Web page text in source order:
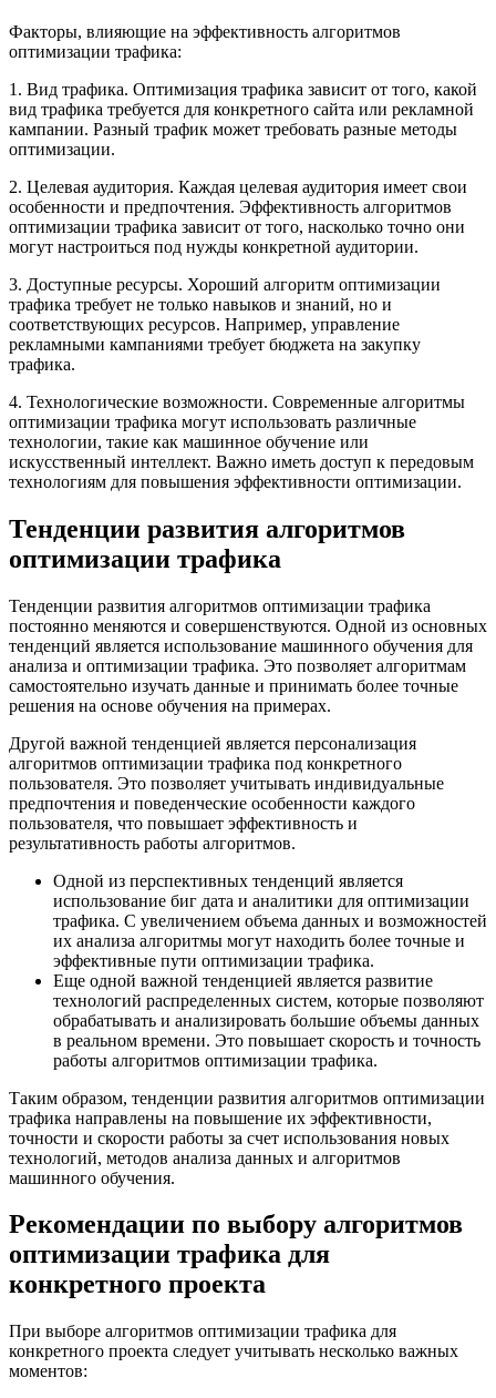
Факторы, влияющие на эффективность алгоритмов
оптимизации трафика:
1. Вид трафика. Оптимизация трафика зависит от того, какой
вид трафика требуется для конкретного сайта или рекламной
кампании. Разный трафик может требовать разные методы
оптимизации.
2. Целевая аудитория. Каждая целевая аудитория имеет свои
особенности и предпочтения. Эффективность алгоритмов
оптимизации трафика зависит от того, насколько точно они
могут настроиться под нужды конкретной аудитории.
3. Доступные ресурсы. Хороший алгоритм оптимизации
трафика требует не только навыков и знаний, но и
соответствующих ресурсов. Например, управление
рекламными кампаниями требует бюджета на закупку
трафика.
4. Технологические возможности. Современные алгоритмы
оптимизации трафика могут использовать различные
технологии, такие как машинное обучение или
искусственный интеллект. Важно иметь доступ к передовым
технологиям для повышения эффективности оптимизации.
Тенденции развития алгоритмов
оптимизации трафика
Тенденции развития алгоритмов оптимизации трафика
постоянно меняются и совершенствуются. Одной из основных
тенденций является использование машинного обучения для
анализа и оптимизации трафика. Это позволяет алгоритмам
самостоятельно изучать данные и принимать более точные
решения на основе обучения на примерах.
Другой важной тенденцией является персонализация
алгоритмов оптимизации трафика под конкретного
пользователя. Это позволяет учитывать индивидуальные
предпочтения и поведенческие особенности каждого
пользователя, что повышает эффективность и
результативность работы алгоритмов.
Одной из перспективных тенденций является
использование биг дата и аналитики для оптимизации
трафика. С увеличением объема данных и возможностей
их анализа алгоритмы могут находить более точные и
эффективные пути оптимизации трафика.
Еще одной важной тенденцией является развитие
технологий распределенных систем, которые позволяют
обрабатывать и анализировать большие объемы данных
в реальном времени. Это повышает скорость и точность
работы алгоритмов оптимизации трафика.
Таким образом, тенденции развития алгоритмов оптимизации
трафика направлены на повышение их эффективности,
точности и скорости работы за счет использования новых
технологий, методов анализа данных и алгоритмов
машинного обучения.
Рекомендации по выбору алгоритмов
оптимизации трафика для
конкретного проекта
При выборе алгоритмов оптимизации трафика для
конкретного проекта следует учитывать несколько важных
моментов: